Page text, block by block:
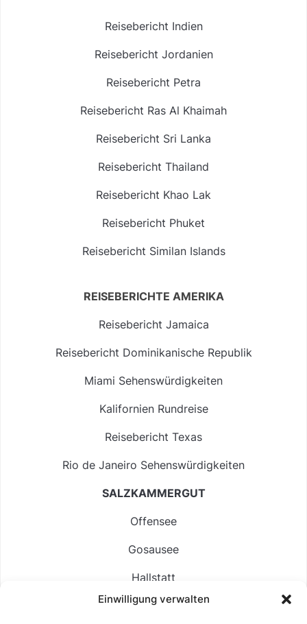
Einwilligung verwalten
Reisebericht Indien
Reisebericht Jordanien
Reisebericht Petra
Reisebericht Ras Al Khaimah
Reisebericht Sri Lanka
Reisebericht Thailand
Reisebericht Khao Lak
Reisebericht Phuket
Reisebericht Similan Islands
REISEBERICHTE AMERIKA
Reisebericht Jamaica
Reisebericht Dominikanische Republik
Miami Sehenswürdigkeiten
Kalifornien Rundreise
Reisebericht Texas
Rio de Janeiro Sehenswürdigkeiten
SALZKAMMERGUT
Offensee
Gosausee
Hallstatt
Langbathsee